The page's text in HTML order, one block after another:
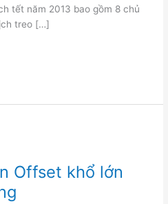
tết năm 2013 bao gồm 8 chủ
treo […]
Offset khổ lớn